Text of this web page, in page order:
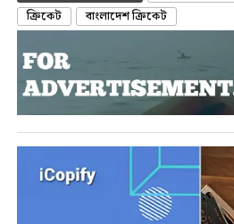
ক্রিকেট
বাংলাদেশ ক্রিকেট